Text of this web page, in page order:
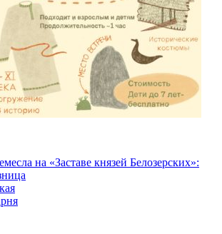
на «Заставе князей Белозерских»: